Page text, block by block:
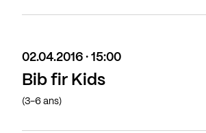
02.04.2016 · 15:00
Bib fir Kids
(3-6 ans)